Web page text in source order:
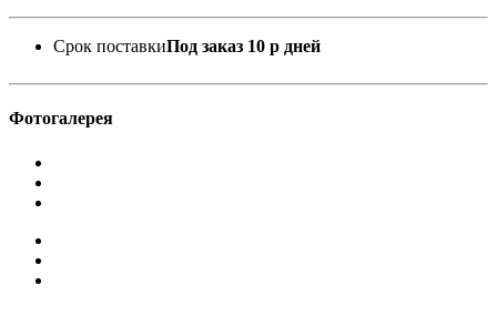
Срок поставкиПод заказ 10 р дней
Фотогалерея